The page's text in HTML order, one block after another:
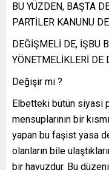
BU YÜZDEN, BAŞTA
PARTİLER KANUNU
DEĞİŞMELİ DE, İŞBU
YÖNETMELİKLERİ DE
Değişir mi ?
Elbetteki bütün siyasi
mensuplarının bir
yapan bu faşist yasa
olanların bile
bir havuzdur. Bu